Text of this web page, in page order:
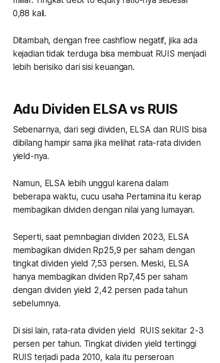
0,88 kali.
Ditambah, dengan free cashflow negatif, jika ada
kejadian tidak terduga bisa membuat RUIS menjadi
lebih berisiko dari sisi keuangan.
Adu Dividen ELSA vs RUIS
Sebenarnya, dari segi dividen, ELSA dan RUIS bisa
dibilang hampir sama jika melihat rata-rata dividen
yield-nya.
Namun, ELSA lebih unggul karena dalam
beberapa waktu, cucu usaha Pertamina itu kerap
membagikan dividen dengan nilai yang lumayan.
Seperti, saat pemnbagian dividen 2023, ELSA
membagikan dividen Rp25,9 per saham dengan
tingkat dividen yield 7,53 persen. Meski, ELSA
hanya membagikan dividen Rp7,45 per saham
dengan dividen yield 2,42 persen pada tahun
sebelumnya.
Di sisi lain, rata-rata dividen yield RUIS sekitar 2-3
persen per tahun. Tingkat dividen yield tertinggi
RUIS terjadi pada 2010, kala itu perseroan